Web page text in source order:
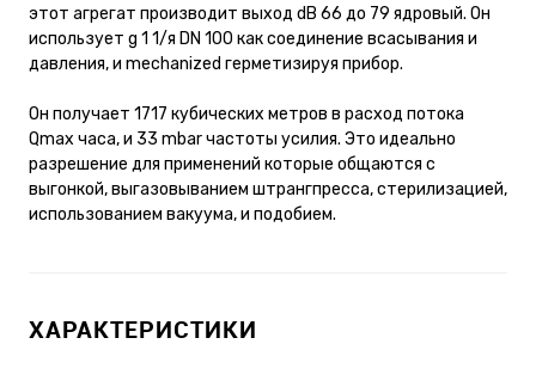
этот агрегат производит выход dB 66 до 79 ядровый. Он
использует g 1 1/я DN 100 как соединение всасывания и
давления, и mechanized герметизируя прибор.
Он получает 1717 кубических метров в расход потока
Qmax часа, и 33 mbar частоты усилия. Это идеально
разрешение для применений которые общаются с
выгонкой, выгазовыванием штрангпресса, стерилизацией,
использованием вакуума, и подобием.
ХАРАКТЕРИСТИКИ